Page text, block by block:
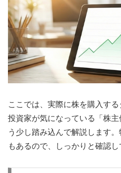
ここでは、実際に株を購入す
投資家が気になっている「株
う少し踏み込んで解説します
もあるので、しっかりと確認し